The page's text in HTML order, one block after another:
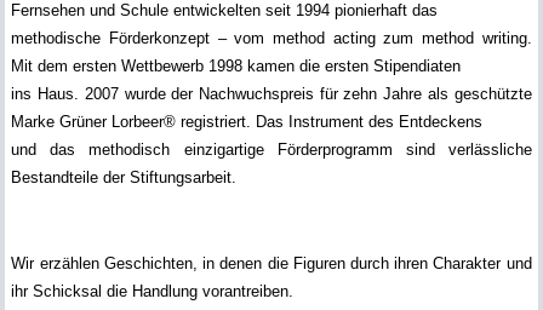
Fernsehen und Schule entwickelten seit 1994 pionierhaft das
methodische Förderkonzept – vom method acting zum method writing.
Mit dem ersten Wettbewerb 1998 kamen die ersten Stipendiaten
ins Haus. 2007 wurde der Nachwuchspreis für zehn Jahre als geschützte
Marke Grüner Lorbeer® registriert. Das Instrument des Entdeckens
und das methodisch einzigartige Förderprogramm sind verlässliche
Bestandteile der Stiftungsarbeit.
Wir erzählen Geschichten, in denen die Figuren durch ihren Charakter und
ihr Schicksal die Handlung vorantreiben.